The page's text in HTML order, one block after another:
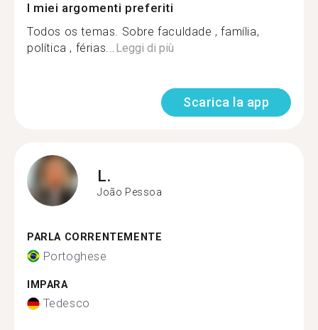
I miei argomenti preferiti
Todos os temas. Sobre faculdade , família,
política , férias...Leggi di più
Scarica la app
L.
João Pessoa
PARLA CORRENTEMENTE
Portoghese
IMPARA
Tedesco